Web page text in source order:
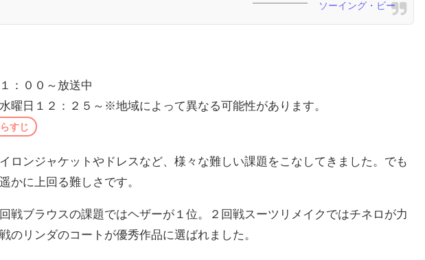
ソーイング・ビー
：００～放送中
曜日１２：２５～※地域によって異なる可能性があります。
すじ
ロンジャケットやドレスなど、様々な難しい課題をこなしてきました。でも
かに上回る難しさです。
戦ブラウスの課題ではヘザーが１位。２回戦スーツリメイクではチネロが力
のリンダのコートが優秀作品に選ばれました。